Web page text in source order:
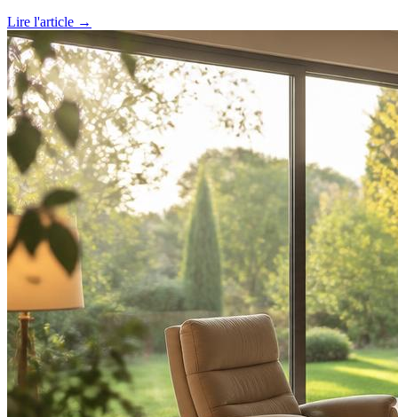
Lire l'article →